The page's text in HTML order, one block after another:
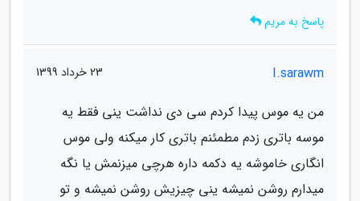
پاسخ به مریم
I.sarawm 23 خرداد 1399
من یه موس پیدا کردم سی دی نداشت ینی فقط یه
موسه باتری زدم مطمئنم باتری کار میکنه ولی موس
انگاری خاموشه یه دکمه داره هرچی میزنمش یا نگه
میدارم روشن نمیشه ینی چیزیش روشن نمیشه و تو